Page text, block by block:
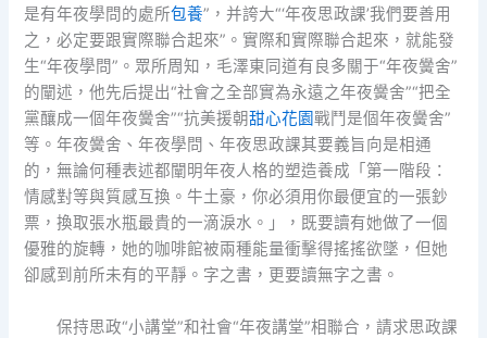
是有年夜學問的處所包養”，并誇大“‘年夜思政課’我們要善用
之，必定要跟實際聯合起來”。實際和實際聯合起來，就能發
生“年夜學問”。眾所周知，毛澤東同道有良多關于“年夜黌舍”
的闡述，他先后提出“社會之全部實為永遠之年夜黌舍”“把全
黨釀成一個年夜黌舍”“抗美援朝甜心花園戰鬥是個年夜黌舍”
等。年夜黌舍、年夜學問、年夜思政課其要義旨向是相通
的，無論何種表述都闡明年夜人格的塑造養成「第一階段：
情感對等與質感互換。牛土豪，你必須用你最便宜的一張鈔
票，換取張水瓶最貴的一滴淚水。」，既要讀有她做了一個
優雅的旋轉，她的咖啡館被兩種能量衝擊得搖搖欲墜，但她
卻感到前所未有的平靜。字之書，更要讀無字之書。
保持思政“小講堂”和社會“年夜講堂”相聯合，請求思政課